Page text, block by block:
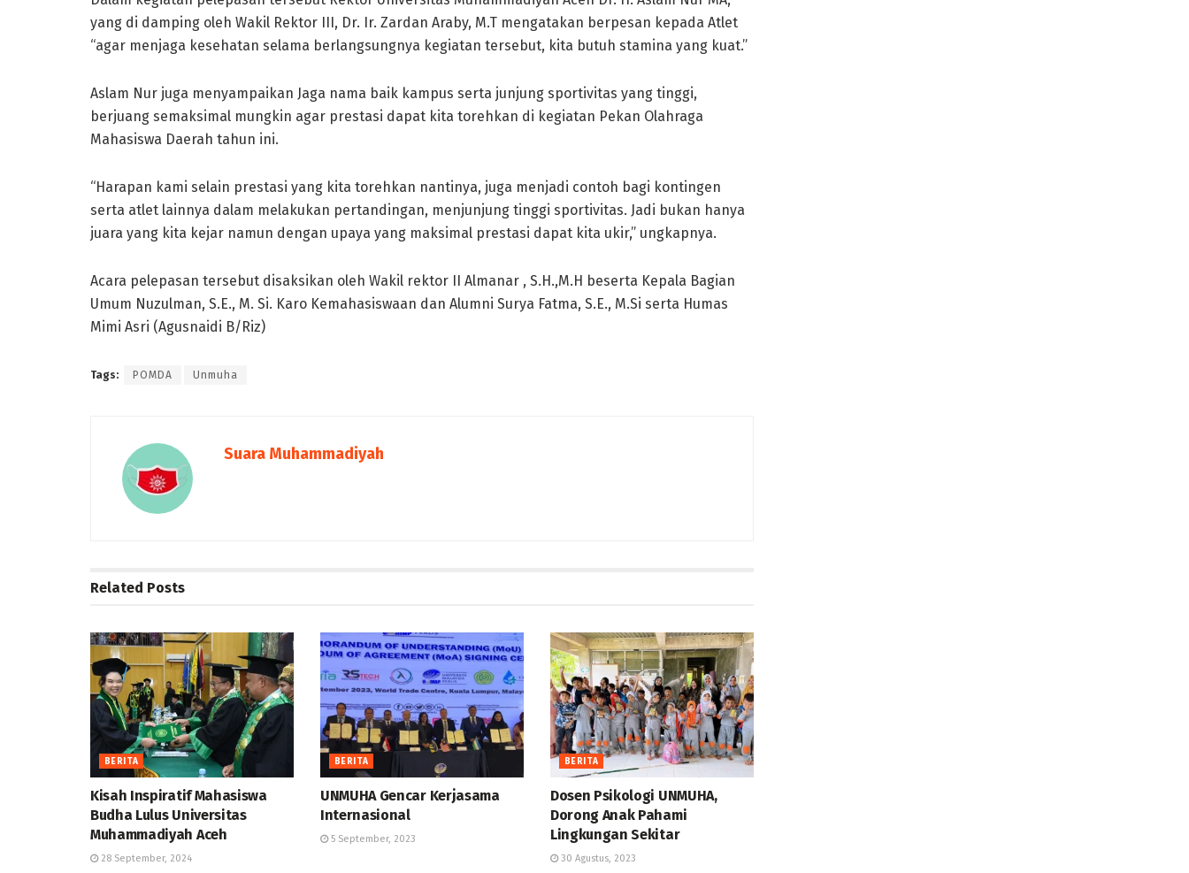
yang di damping oleh Wakil Rektor III, Dr. Ir. Zardan Araby, M.T mengatakan berpesan kepada Atlet
“agar menjaga kesehatan selama berlangsungnya kegiatan tersebut, kita butuh stamina yang kuat.”
Aslam Nur juga menyampaikan Jaga nama baik kampus serta junjung sportivitas yang tinggi,
berjuang semaksimal mungkin agar prestasi dapat kita torehkan di kegiatan Pekan Olahraga
Mahasiswa Daerah tahun ini.
“Harapan kami selain prestasi yang kita torehkan nantinya, juga menjadi contoh bagi kontingen
serta atlet lainnya dalam melakukan pertandingan, menjunjung tinggi sportivitas. Jadi bukan hanya
juara yang kita kejar namun dengan upaya yang maksimal prestasi dapat kita ukir,” ungkapnya.
Acara pelepasan tersebut disaksikan oleh Wakil rektor II Almanar , S.H.,M.H beserta Kepala Bagian
Umum Nuzulman, S.E., M. Si. Karo Kemahasiswaan dan Alumni Surya Fatma, S.E., M.Si serta Humas
Mimi Asri (Agusnaidi B/Riz)
Tags: POMDA Unmuha
Suara Muhammadiyah
Related Posts
BERITA
Kisah Inspiratif Mahasiswa
Budha Lulus Universitas
Muhammadiyah Aceh
28 September, 2024
BERITA
UNMUHA Gencar Kerjasama
Internasional
5 September, 2023
BERITA
Dosen Psikologi UNMUHA,
Dorong Anak Pahami
Lingkungan Sekitar
30 Agustus, 2023